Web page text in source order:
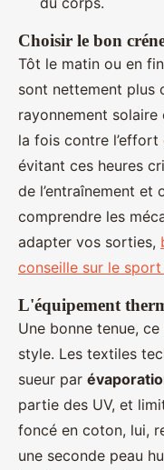
Choisir le bon
Tôt le matin ou en
sont nettement plus
rayonnement
la fois contre l’effort
évitant ces heures
de l’entraînement et
comprendre les
adapter vos sorties,
conseille sur le
L'équipement
Une bonne tenue, ce
style. Les textiles
sueur par
partie des UV, et
foncé en coton, lui,
une seconde peau